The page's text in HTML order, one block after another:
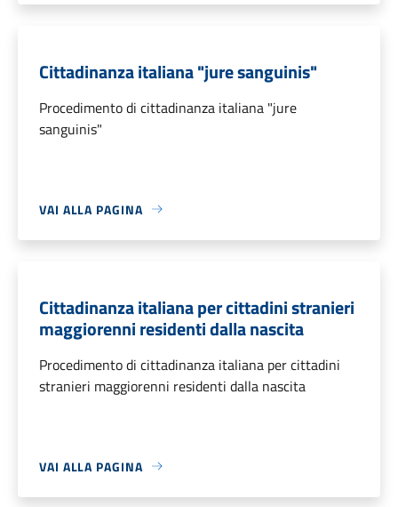
Cittadinanza italiana "jure sanguinis"
Procedimento di cittadinanza italiana "jure
sanguinis"
VAI ALLA PAGINA
Cittadinanza italiana per cittadini stranieri
maggiorenni residenti dalla nascita
Procedimento di cittadinanza italiana per cittadini
stranieri maggiorenni residenti dalla nascita
VAI ALLA PAGINA